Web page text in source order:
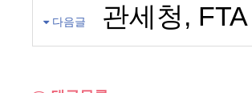
다음글 관세청,